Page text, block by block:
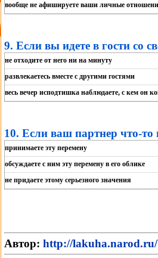
вообще не афишируете ваши личные
9. Если вы идете в гости со
не отходите от него ни на минуту
развлекаетесь вместе с другими гостями
весь вечер исподтишка наблюдаете, с кем он
10. Если ваш партнер что-
принимаете эту перемену
обсуждаете с ним эту перемену в его облике
не придаете этому серьезного значения
Автор: http://lakuha.narod.ru/